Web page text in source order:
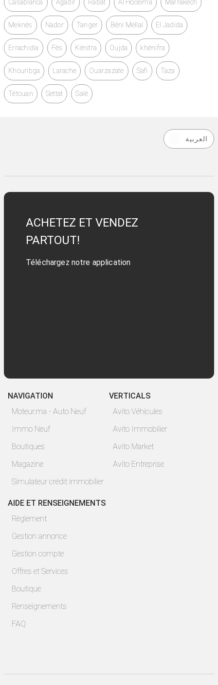
Casablanca Agadir Rabat Al Hoceïma Marrakech
Meknès Nador Tanger Béni Mellal El Jadida
Errachidia Fès Kénitra Oujda khénifra
Khouribga Larache Ouarzazate Safi Taza
Tétouan Settat Salé
العربية
ACHETEZ ET VENDEZ
PARTOUT!
Téléchargez notre application
NAVIGATION
Moteur.ma - Auto Neuf
Immo Neuf
Boutiques
Magazine
Simulateur crédit immobilier
VERTICALS
Avito Véhicules
Avito Immobilier
Avito Market
Avito Entreprise
AIDE ET RENSEIGNEMENTS
Règlement
Gestion annonce
Gestion compte
Offres et Services
Boutique
Renseignements
FAQ